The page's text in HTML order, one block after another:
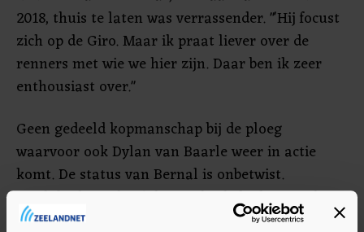
2018, thuis te laten was verrassender. "'Hij focust
zich op de Giro. Maar ik praat liever over de
renners met wie we hier zijn. Daar ben ik zeer
enthousiast over."
Geen gedeeld kopmanschap bij de ploeg
waarvoor ook Dylan van Baarle weer in actie
komt. De status van Bernal is onbetwist.
Brailsford: "Hij heeft het recht de leider van deze
ploeg te zijn. Egan is een briljant renner en weet